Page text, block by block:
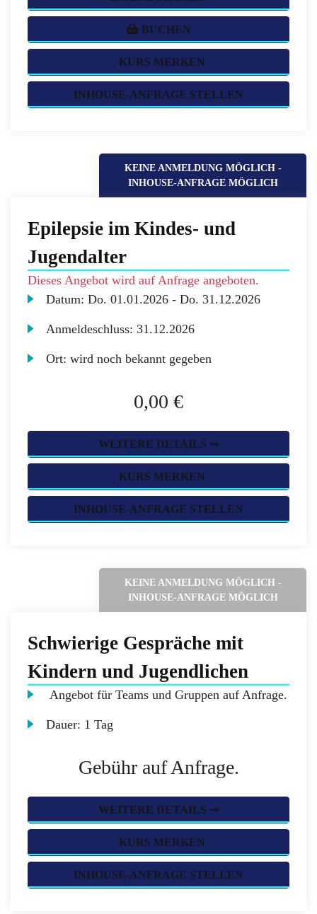
BUCHEN
KURS MERKEN
INHOUSE-ANFRAGE STELLEN
KEINE ANMELDUNG MÖGLICH -
INHOUSE-ANFRAGE MÖGLICH
Epilepsie im Kindes- und
Jugendalter
Dieses Angebot wird auf Anfrage angeboten.
Datum:Do. 01.01.2026 -Do. 31.12.2026
Anmeldeschluss:31.12.2026
Ort:wird noch bekannt gegeben
0,00 €
WEITERE DETAILS ➞
KURS MERKEN
INHOUSE-ANFRAGE STELLEN
KEINE ANMELDUNG MÖGLICH -
INHOUSE-ANFRAGE MÖGLICH
Schwierige Gespräche mit
Kindern und Jugendlichen
Angebot für Teams und Gruppen auf Anfrage.
Dauer: 1 Tag
Gebühr auf Anfrage.
WEITERE DETAILS ➞
KURS MERKEN
INHOUSE-ANFRAGE STELLEN